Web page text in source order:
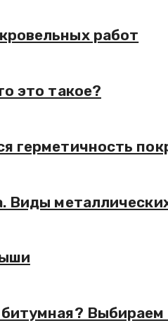
работ
это такое?
герметичность
Виды
Выбираем